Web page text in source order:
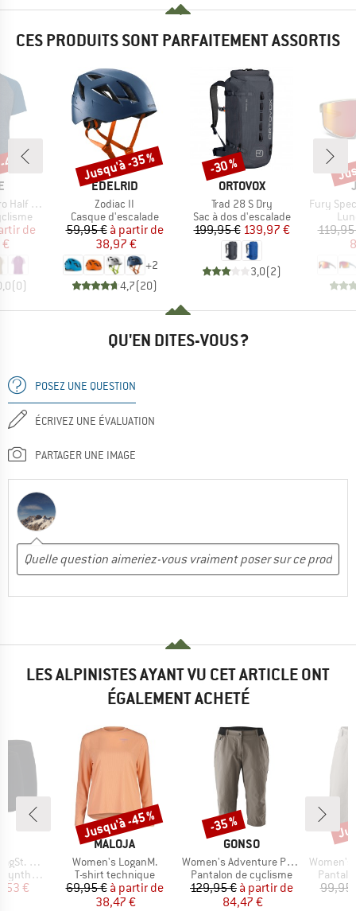
CES PRODUITS SONT PARFAITEMENT ASSORTIS
Shirt IV
réduit
de
(0)
%
MARQUE
EDELRID
Article
Zodiac II
Product group
Casque d'escalade
Prix
59,95 € Prix réduit
à partir de
38,97 €
+2
4,7(20)
Remise
Jusqu'à -35 %
MARQUE
ORTOVOX
Article
Trad 28 S Dry
Product group
Sac à dos d'escalade
Prix
199,95 €Prix réduit
139,97 €
3,0(2)
Remise
-30 %
Article
Fury
QU'EN DITES-VOUS ?
POSEZ UNE QUESTION
ÉCRIVEZ UNE ÉVALUATION
PARTAGER UNE IMAGE
LES ALPINISTES AYANT VU CET ARTICLE ONT
ÉGALEMENT ACHETÉ
2Pack
réduit
€
MARQUE
MALOJA
Article
Women's LoganM.
Product group
T-shirt technique
Prix
69,95 € Prix réduit
à partir de
38,47 €
Remise
Jusqu'à -45 %
MARQUE
GONSO
Article
Women's Adventure Pants 3/4
Product group
Pantalon de cyclisme
Prix
129,95 € Prix réduit
à partir de
84,47 €
Remise
-35 %
Article
Women's
99,95